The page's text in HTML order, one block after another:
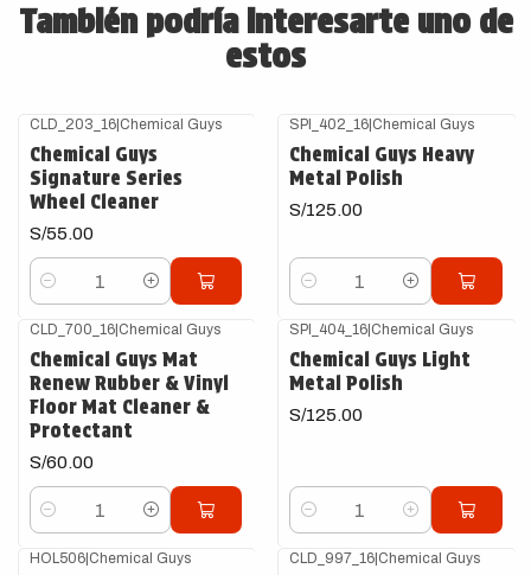
También podría interesarte uno de
estos
CLD_203_16|Chemical Guys
Chemical Guys
Signature Series
Wheel Cleaner
S/55.00
Cantidad
SPI_402_16|Chemical Guys
Chemical Guys Heavy
Metal Polish
S/125.00
Cantidad
CLD_700_16|Chemical Guys
Chemical Guys Mat
Renew Rubber & Vinyl
Floor Mat Cleaner &
Protectant
S/60.00
Cantidad
SPI_404_16|Chemical Guys
Chemical Guys Light
Metal Polish
S/125.00
Cantidad
HOL506|Chemical Guys CLD_997_16|Chemical Guys